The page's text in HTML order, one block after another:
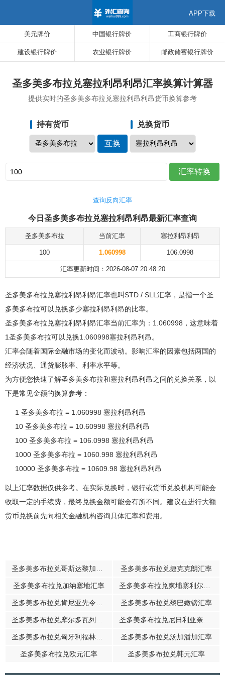
美元牌价 中国银行牌价 工商银行牌价
建设银行牌价 农业银行牌价 邮政储蓄银行牌价
APP下载
圣多美多布拉兑塞拉利昂利昂汇率换算计算器
提供实时的圣多美多布拉兑塞拉利昂利昂货币换算参考
持有货币 兑换货币
查询反向汇率
今日圣多美多布拉兑塞拉利昂利昂最新汇率查询
圣多美多布拉 当前汇率 塞拉利昂利昂
100 1.060998 106.0998
汇率更新时间：2026-08-07 20:48:20
圣多美多布拉兑塞拉利昂利昂汇率也叫STD / SLL汇率，是指一个圣
多美多布拉可以兑换多少塞拉利昂利昂的比率。
圣多美多布拉兑塞拉利昂利昂汇率当前汇率为：1.060998，这意味着
1圣多美多布拉可以兑换1.060998塞拉利昂利昂。
汇率会随着国际金融市场的变化而波动。影响汇率的因素包括两国的
经济状况、通货膨胀率、利率水平等。
为方便您快速了解圣多美多布拉和塞拉利昂利昂之间的兑换关系，以
下是常见金额的换算参考：
1 圣多美多布拉 = 1.060998 塞拉利昂利昂
10 圣多美多布拉 = 10.60998 塞拉利昂利昂
100 圣多美多布拉 = 106.0998 塞拉利昂利昂
1000 圣多美多布拉 = 1060.998 塞拉利昂利昂
10000 圣多美多布拉 = 10609.98 塞拉利昂利昂
以上汇率数据仅供参考。在实际兑换时，银行或货币兑换机构可能会
收取一定的手续费，最终兑换金额可能会有所不同。建议在进行大额
货币兑换前先向相关金融机构咨询具体汇率和费用。
圣多美多布拉兑捷克克朗汇率
圣多美多布拉兑加纳塞地汇率
圣多美多布拉兑黎巴嫩镑汇率
圣多美多布拉兑汤加潘加汇率
圣多美多布拉兑欧元汇率 圣多美多布拉兑韩元汇率